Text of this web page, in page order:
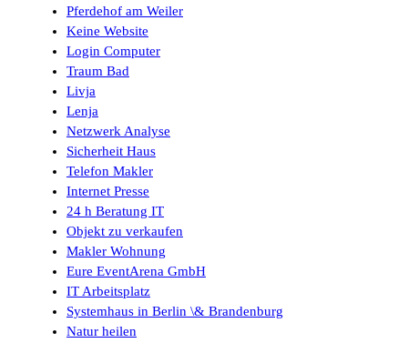
Pferdehof am Weiler
Keine Website
Login Computer
Traum Bad
Livja
Lenja
Netzwerk Analyse
Sicherheit Haus
Telefon Makler
Internet Presse
24 h Beratung IT
Objekt zu verkaufen
Makler Wohnung
Eure EventArena GmbH
IT Arbeitsplatz
Systemhaus in Berlin \& Brandenburg
Natur heilen